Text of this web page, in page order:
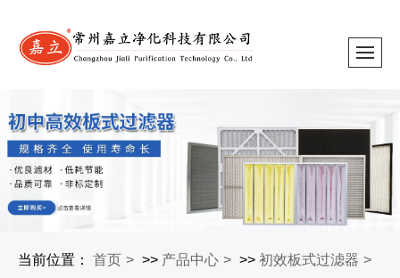
当前位置： 首页 >> 产品中心 >> 初效板式过滤器